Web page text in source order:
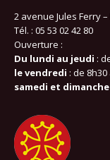
2 avenue Jules Ferry
Tél. : 05 53 02 42 80
Ouverture :
Du lundi au jeudi :
le vendredi : de
samedi et dimanche